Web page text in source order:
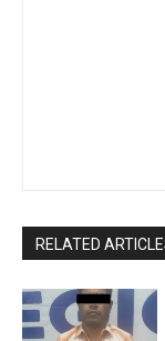
RELATED